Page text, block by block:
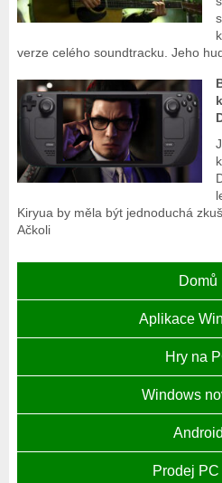
verze celého soundtracku. Jeho
Kiryua by měla být jednoduchá
Ačkoli
Domů
Aplikace
Hry na
Windows
Android
Prodej PC